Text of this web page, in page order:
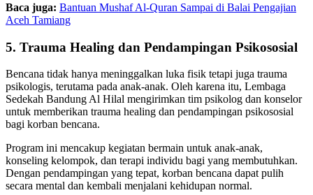
Baca juga: Bantuan Mushaf Al-Quran Sampai di Balai Pengajian
Aceh Tamiang
5. Trauma Healing dan Pendampingan Psikososial
Bencana tidak hanya meninggalkan luka fisik tetapi juga trauma
psikologis, terutama pada anak-anak. Oleh karena itu, Lembaga
Sedekah Bandung Al Hilal mengirimkan tim psikolog dan konselor
untuk memberikan trauma healing dan pendampingan psikososial
bagi korban bencana.
Program ini mencakup kegiatan bermain untuk anak-anak,
konseling kelompok, dan terapi individu bagi yang membutuhkan.
Dengan pendampingan yang tepat, korban bencana dapat pulih
secara mental dan kembali menjalani kehidupan normal.